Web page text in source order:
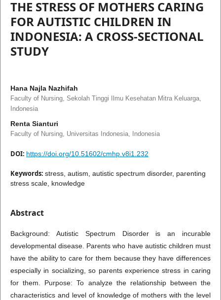
THE STRESS OF MOTHERS CARING
FOR AUTISTIC CHILDREN IN
INDONESIA: A CROSS-SECTIONAL
STUDY
Hana Najla Nazhifah
Faculty of Nursing, Sekolah Tinggi Ilmu Kesehatan Mitra Keluarga,
Indonesia
Renta Sianturi
Faculty of Nursing, Universitas Indonesia, Indonesia
DOI: https://doi.org/10.51602/cmhp.v8i1.232
Keywords: stress, autism, autistic spectrum disorder, parenting
stress scale, knowledge
Abstract
Background: Autistic Spectrum Disorder is an incurable
developmental disease. Parents who have autistic children must
have the ability to care for them because they have differences
especially in socializing, so parents experience stress in caring
for them. Purpose: To analyze the relationship between the
characteristics and level of knowledge of mothers with the level